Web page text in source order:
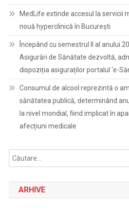
MedLife extinde accesul la servicii
nouă hyperclinică în București
Începând cu semestrul II al anului
Asigurări de Sănătate dezvoltă,
dispoziția asiguraților portalul ‘e-
Consumul de alcool reprezintă o
sănătatea publică, determinând
la nivel mondial, fiind implicat în
afecțiuni medicale
ARHIVE